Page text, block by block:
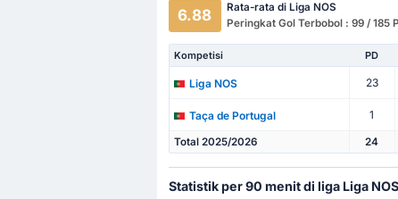
6.88
Rata-rata di Liga NOS
Peringkat Gol Terbobol : 99 / 185
Kompetisi PD
Liga NOS 23
Taça de Portugal 1
Total 2025/2026 24
Statistik per 90 menit di liga Liga